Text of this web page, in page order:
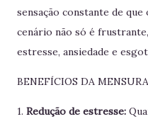
sensação constante de
cenário não só é
estresse, ansiedade e
BENEFÍCIOS DA
1. Redução de estresse: